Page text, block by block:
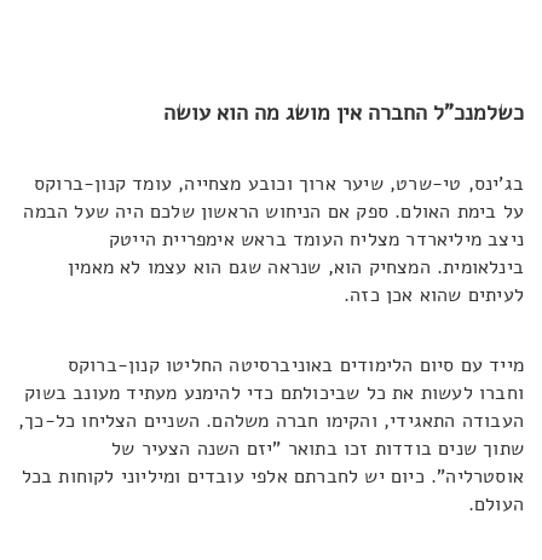
כשלמנכ"ל החברה אין מושג מה הוא עושה
בג'ינס, טי-שרט, שיער ארוך וכובע מצחייה, עומד קנון-ברוקס
על בימת האולם. ספק אם הניחוש הראשון שלכם היה שעל הבמה
ניצב מיליארדר מצליח העומד בראש אימפריית הייטק
בינלאומית. המצחיק הוא, שנראה שגם הוא עצמו לא מאמין
לעיתים שהוא אכן כזה.
מייד עם סיום הלימודים באוניברסיטה החליטו קנון-ברוקס
וחברו לעשות את כל שביכולתם כדי להימנע מעתיד מעונב בשוק
העבודה התאגידי, והקימו חברה משלהם. השניים הצליחו כל-כך,
שתוך שנים בודדות זכו בתואר "יזם השנה הצעיר של
אוסטרליה". כיום יש לחברתם אלפי עובדים ומיליוני לקוחות בכל
העולם.